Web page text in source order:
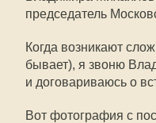
председатель
Когда возникают
бывает), я звоню
и договариваюсь о
Вот фотография с